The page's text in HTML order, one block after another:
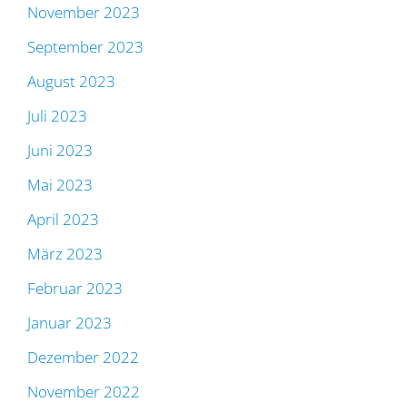
November 2023
September 2023
August 2023
Juli 2023
Juni 2023
Mai 2023
April 2023
März 2023
Februar 2023
Januar 2023
Dezember 2022
November 2022